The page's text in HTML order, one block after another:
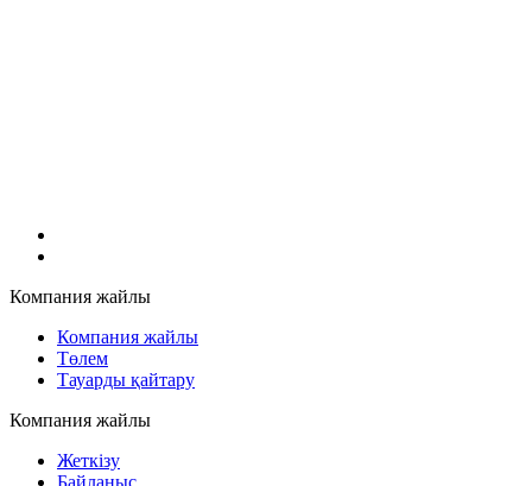
Компания жайлы
Компания жайлы
Төлем
Тауарды қайтару
Компания жайлы
Жеткізу
Байланыс